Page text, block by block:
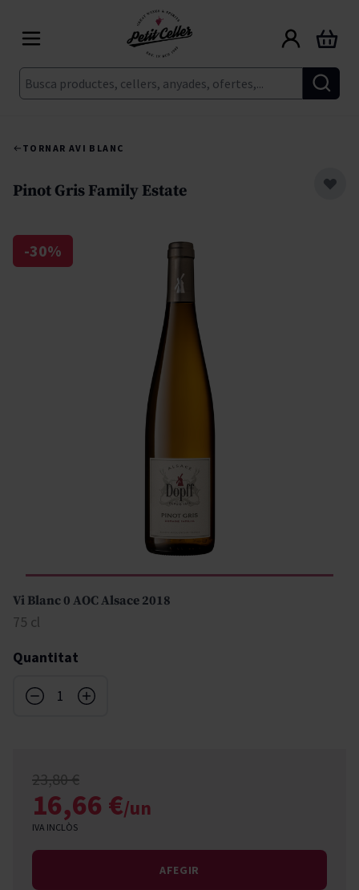
Cerca
Cart
TORNAR AVI BLANC
Pinot Gris Family Estate
-30%
Vi Blanc 0 AOC Alsace 2018
75 cl
Quantitat
23,80 €
16,66 €/un
IVA INCLÒS
AFEGIR